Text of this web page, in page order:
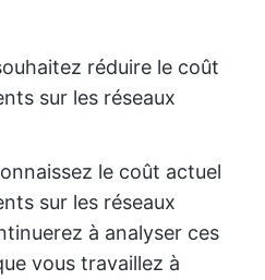
réduire le coût
sur les réseaux
le coût actuel
sur les réseaux
à analyser ces
vous travaillez à